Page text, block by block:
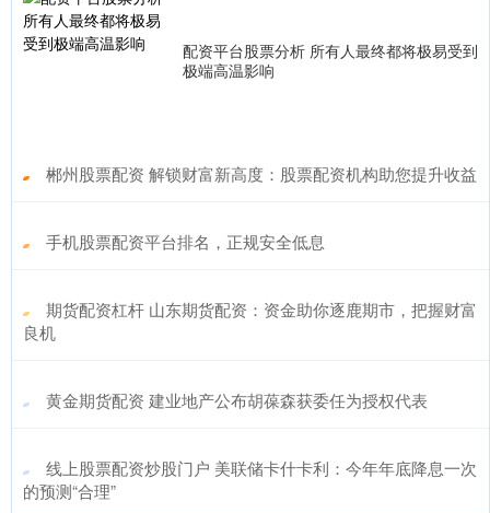
配资平台股票分析 所有人最终都将极易受到
极端高温影响
​郴州股票配资 解锁财富新高度：股票配资机构助您提升收益
​手机股票配资平台排名，正规安全低息
​期货配资杠杆 山东期货配资：资金助你逐鹿期市，把握财富
良机
​黄金期货配资 建业地产公布胡葆森获委任为授权代表
​线上股票配资炒股门户 美联储卡什卡利：今年年底降息一次
的预测“合理”